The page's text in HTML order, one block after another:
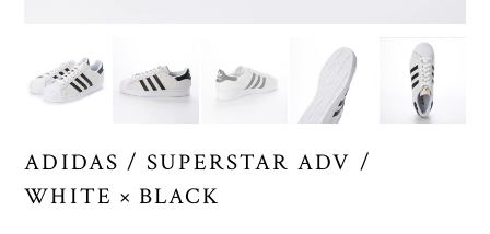
ADIDAS / SUPERSTAR ADV /
WHITE × BLACK